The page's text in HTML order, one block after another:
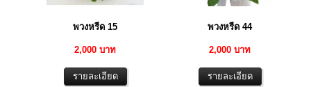
พวงหรีด 15
2,000 บาท
พวงหรีด 44
2,000 บาท